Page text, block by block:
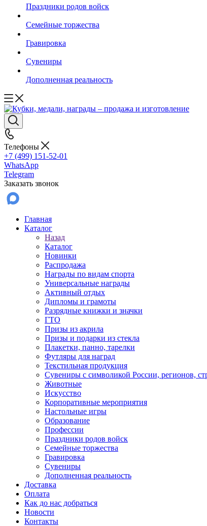
Праздники родов войск
Семейные торжества
Гравировка
Сувениры
Дополненная реальность
Телефоны
+7 (499) 151-52-01
WhatsApp
Telegram
Заказать звонок
Главная
Каталог
Назад
Каталог
Новинки
Распродажа
Награды по видам спорта
Универсальные награды
Активный отдых
Дипломы и грамоты
Разрядные книжки и значки
ГТО
Призы из акрила
Призы и подарки из стекла
Плакетки, панно, тарелки
Футляры для наград
Текстильная продукция
Сувениры с символикой России, регионов,
Животные
Искусство
Корпоративные мероприятия
Настольные игры
Образование
Профессии
Праздники родов войск
Семейные торжества
Гравировка
Сувениры
Дополненная реальность
Доставка
Оплата
Как до нас добраться
Новости
Контакты